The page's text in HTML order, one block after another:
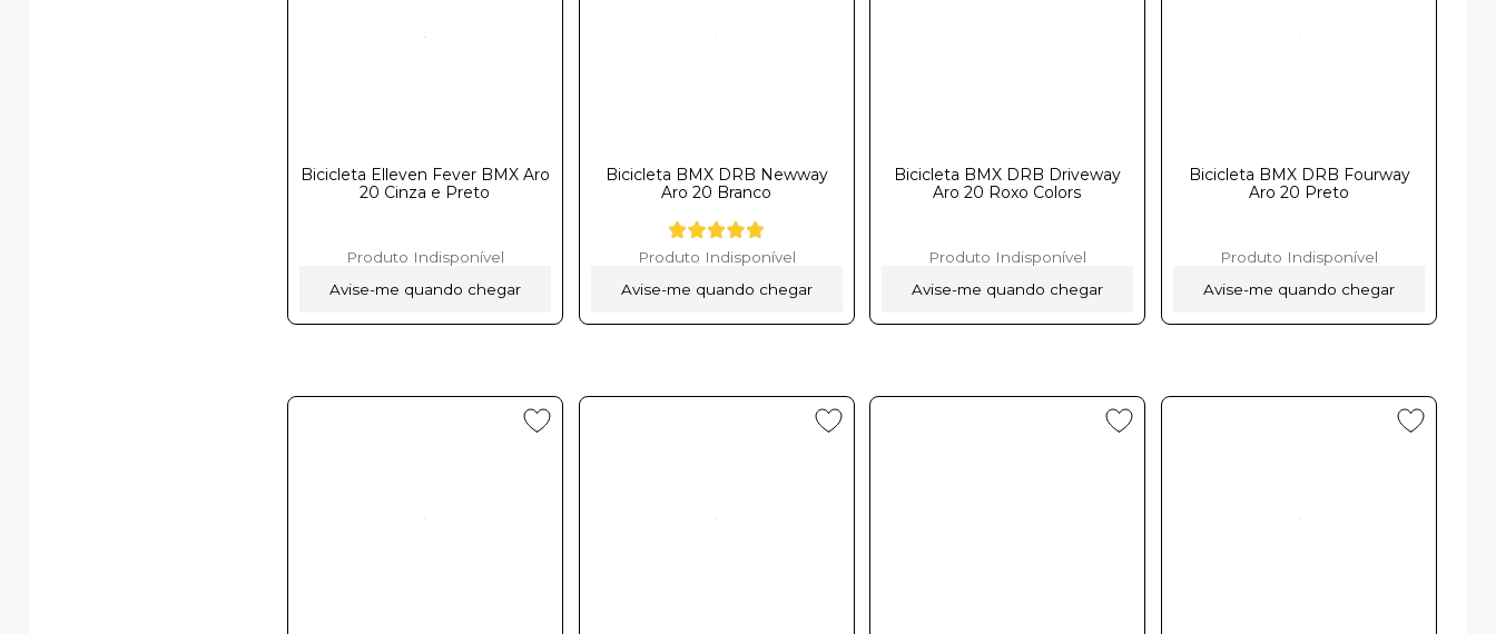
Bicicleta Elleven Fever BMX Aro
20 Cinza e Preto
Produto Indisponível
Avise-me quando chegar
Bicicleta BMX DRB Newway
Aro 20 Branco
Produto Indisponível
Avise-me quando chegar
Bicicleta BMX DRB Driveway
Aro 20 Roxo Colors
Produto Indisponível
Avise-me quando chegar
Bicicleta BMX DRB Fourway
Aro 20 Preto
Produto Indisponível
Avise-me quando chegar